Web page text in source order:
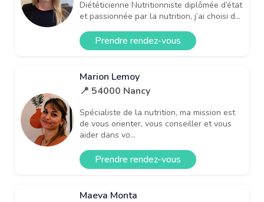
Diététicienne Nutritionniste diplômée d’état
et passionnée par la nutrition, j’ai choisi d...
Prendre rendez-vous
Marion Lemoy
📍 54000 Nancy
Spécialiste de la nutrition, ma mission est
de vous orienter, vous conseiller et vous
aider dans vo...
Prendre rendez-vous
Maeva Monta